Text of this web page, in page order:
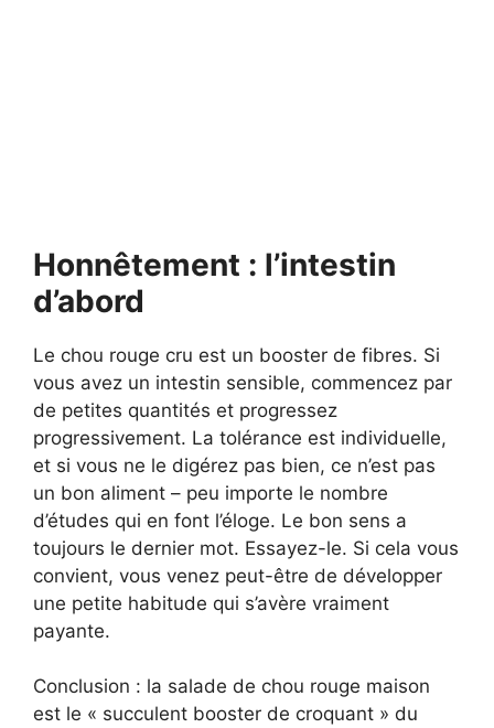
Honnêtement : l’intestin
d’abord
Le chou rouge cru est un booster de fibres. Si
vous avez un intestin sensible, commencez par
de petites quantités et progressez
progressivement. La tolérance est individuelle,
et si vous ne le digérez pas bien, ce n’est pas
un bon aliment – peu importe le nombre
d’études qui en font l’éloge. Le bon sens a
toujours le dernier mot. Essayez-le. Si cela vous
convient, vous venez peut-être de développer
une petite habitude qui s’avère vraiment
payante.
Conclusion : la salade de chou rouge maison
est le « succulent booster de croquant » du